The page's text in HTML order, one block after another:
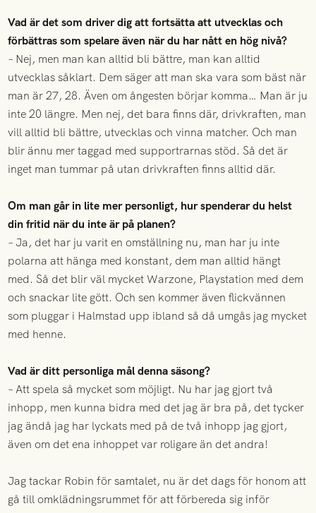
Vad är det som driver dig att fortsätta att utvecklas och
förbättras som spelare även när du har nått en hög nivå?
– Nej, men man kan alltid bli bättre, man kan alltid
utvecklas såklart. Dem säger att man ska vara som bäst när
man är 27, 28. Även om ångesten börjar komma… Man är ju
inte 20 längre. Men nej, det bara finns där, drivkraften, man
vill alltid bli bättre, utvecklas och vinna matcher. Och man
blir ännu mer taggad med supportrarnas stöd. Så det är
inget man tummar på utan drivkraften finns alltid där.
Om man går in lite mer personligt, hur spenderar du helst
din fritid när du inte är på planen?
– Ja, det har ju varit en omställning nu, man har ju inte
polarna att hänga med konstant, dem man alltid hängt
med. Så det blir väl mycket Warzone, Playstation med dem
och snackar lite gött. Och sen kommer även flickvännen
som pluggar i Halmstad upp ibland så då umgås jag mycket
med henne.
Vad är ditt personliga mål denna säsong?
– Att spela så mycket som möjligt. Nu har jag gjort två
inhopp, men kunna bidra med det jag är bra på, det tycker
jag ändå jag har lyckats med på de två inhopp jag gjort,
även om det ena inhoppet var roligare än det andra!
Jag tackar Robin för samtalet, nu är det dags för honom att
gå till omklädningsrummet för att förbereda sig inför